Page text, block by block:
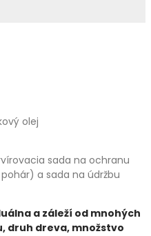
olej
sada na ochranu
a sada na údržbu
a záleží od mnohých
druh dreva, množstvo